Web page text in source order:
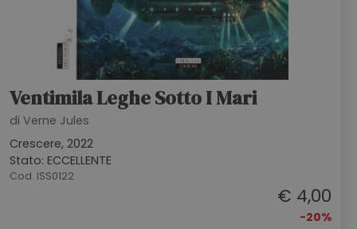
Ventimila Leghe Sotto I Mari
di Verne Jules
Crescere, 2022
Stato: ECCELLENTE
Cod. ISS0122
€ 4,00
-20%